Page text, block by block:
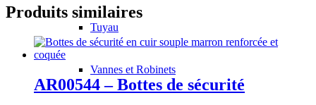
Tuyau
Vannes et Robinets
Produits similaires
AR00544 – Bottes de sécurité